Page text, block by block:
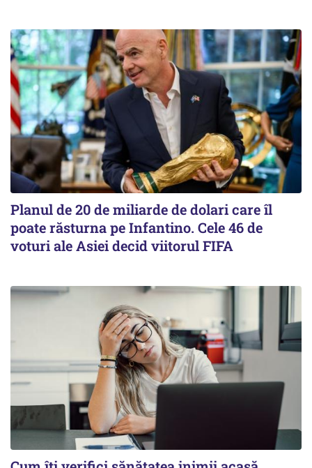
Planul de 20 de miliarde de dolari care îl
poate răsturna pe Infantino. Cele 46 de
voturi ale Asiei decid viitorul FIFA